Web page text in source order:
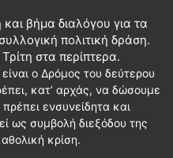
βήμα διαλόγου για τα
πολιτική δράση.
στα περίπτερα.
ο Δρόμος του δεύτερου
κατ’ αρχάς, να δώσουμε
ενσυνείδητα και
ως συμβολή διεξόδου της
κρίση.